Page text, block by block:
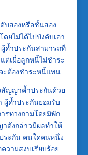
บสองหรือชั้นสอง
ยไม่ได้ไปบังคับเอา
ค้ำประกันสามารถที่
ต่เมื่อลูกหนี้ไม่ชำระ
ะต้องชำระหนี้แทน
สัญญาค้ำประกันด้วย
ค้ำประกันยอมรับ
รทวงถามโดยมิพัก
ดังกล่าวมีผลทำให้
ระกัน คนใดคนหนึ่ง
ามสงบเรียบร้อย